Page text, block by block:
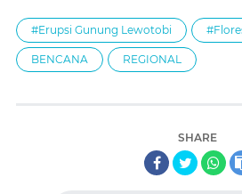
#Erupsi Gunung Lewotobi
BENCANA REGIONAL
SHARE